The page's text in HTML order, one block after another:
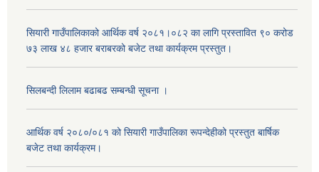
सियारी गाउँपालिकाको आर्थिक वर्ष २०८१।०८२ का लागि प्रस्तावित ९० करोड
७३ लाख ४८ हजार बराबरको बजेट तथा कार्यक्रम प्रस्तुत।
सिलबन्दी लिलाम बढाबढ सम्बन्धी सूचना ।
आर्थिक वर्ष २०८०/०८१ को सियारी गाउँपालिका रूपन्देहीको प्रस्तुत बार्षिक
बजेट तथा कार्यक्रम।